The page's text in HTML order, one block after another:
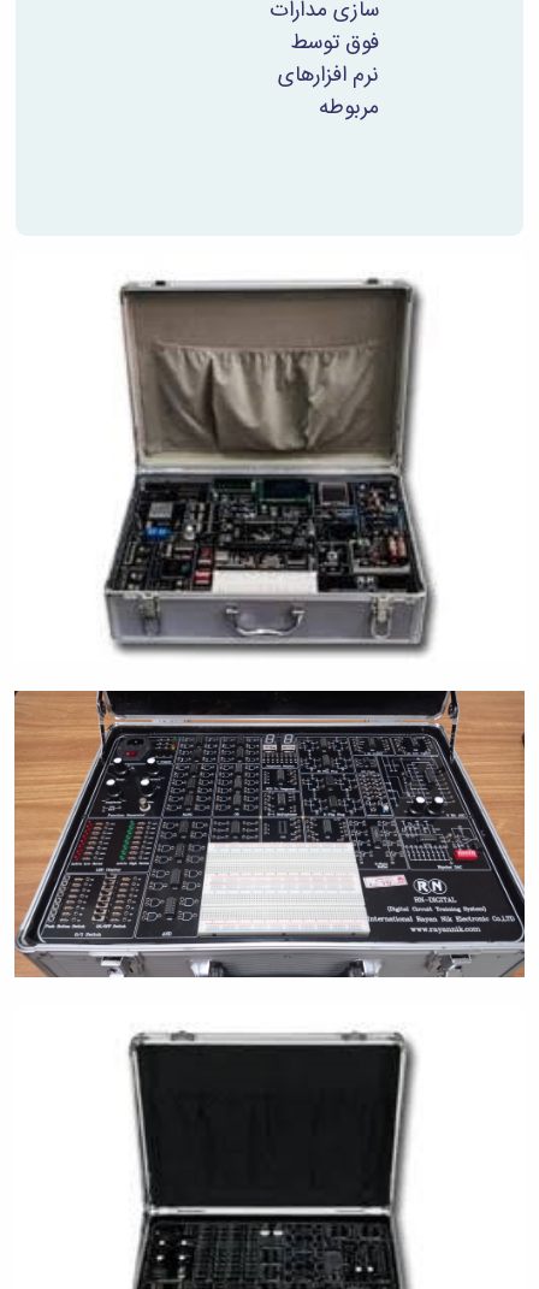
سازی مدارات
فوق توسط
نرم افزارهای
مربوطه